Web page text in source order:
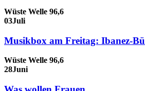
Wüste Welle 96,6
03Juli
Musikbox am Freitag: Ibanez-
Wüste Welle 96,6
28Juni